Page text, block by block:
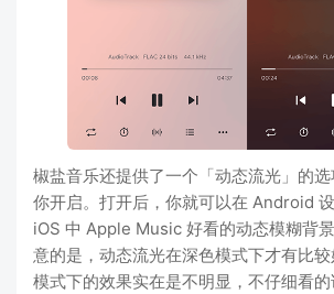
椒盐音乐还提供了一个「动态流光」的
你开启。打开后，你就可以在 Android
iOS 中 Apple Music 好看的动态模糊背
意的是，动态流光在深色模式下才有比
模式下的效果实在是不明显，不仔细看